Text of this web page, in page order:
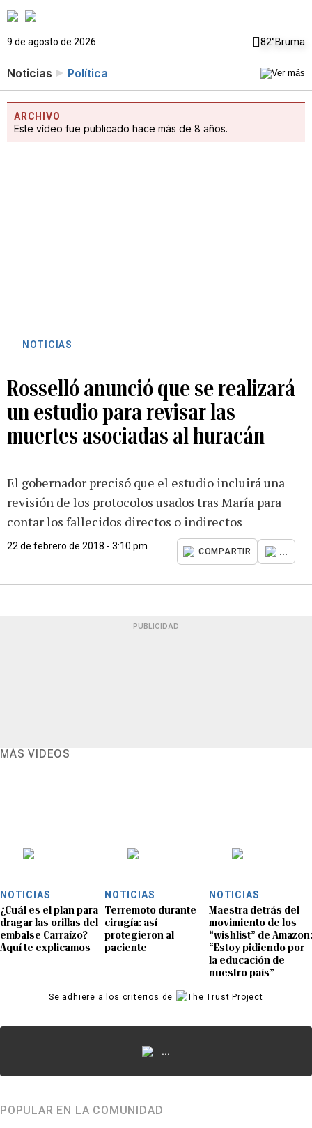
9 de agosto de 2026 82°Bruma
Noticias Política
ARCHIVO
Este vídeo fue publicado hace más de 8 años.
NOTICIAS
Rosselló anunció que se realizará
un estudio para revisar las
muertes asociadas al huracán
El gobernador precisó que el estudio incluirá una
revisión de los protocolos usados tras María para
contar los fallecidos directos o indirectos
22 de febrero de 2018 - 3:10 pm
COMPARTIR ...
PUBLICIDAD
MÁS VIDEOS
NOTICIAS
¿Cuál es el plan para
dragar las orillas del
embalse Carraízo?
Aquí te explicamos
NOTICIAS
Terremoto durante
cirugía: así
protegieron al
paciente
NOTICIAS
Maestra detrás del
movimiento de los
“wishlist” de Amazon:
“Estoy pidiendo por
la educación de
nuestro país”
Se adhiere a los criterios de
...
POPULAR EN LA COMUNIDAD